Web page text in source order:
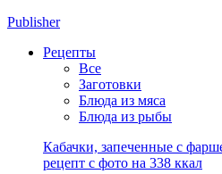
Publisher
Рецепты
Все
Заготовки
Блюда из мяса
Блюда из рыбы
Кабачки, запеченные с
рецепт с фото на 338 ккал